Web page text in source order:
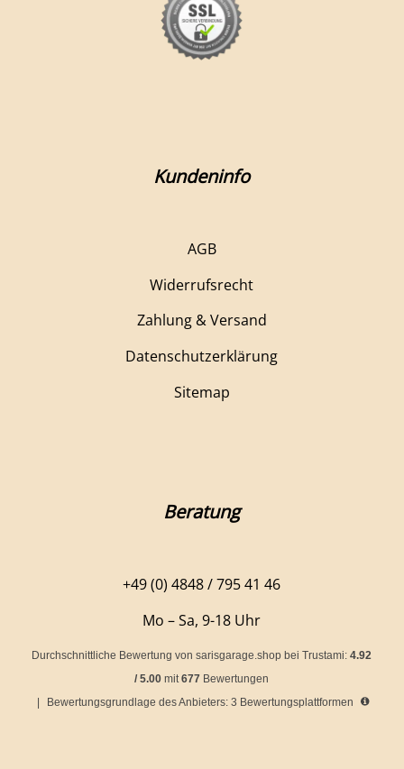
Kundeninfo
AGB
Widerrufsrecht
Zahlung & Versand
Datenschutzerklärung
Sitemap
Beratung
+49 (0) 4848 / 795 41 46
Mo – Sa, 9-18 Uhr
Durchschnittliche Bewertung von sarisgarage.shop bei Trustami:4.92
/5.00 mit677 Bewertungen
Bewertungsgrundlage des Anbieters: 3 Bewertungsplattformen